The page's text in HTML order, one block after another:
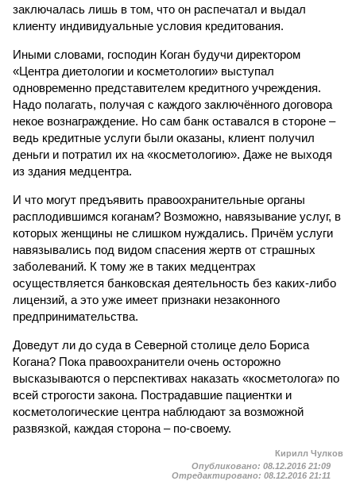
заключалась лишь в том, что он распечатал и выдал
клиенту индивидуальные условия кредитования.
Иными словами, господин Коган будучи директором
«Центра диетологии и косметологии» выступал
одновременно представителем кредитного учреждения.
Надо полагать, получая с каждого заключённого договора
некое вознаграждение. Но сам банк оставался в стороне –
ведь кредитные услуги были оказаны, клиент получил
деньги и потратил их на «косметологию». Даже не выходя
из здания медцентра.
И что могут предъявить правоохранительные органы
расплодившимся коганам? Возможно, навязывание услуг, в
которых женщины не слишком нуждались. Причём услуги
навязывались под видом спасения жертв от страшных
заболеваний. К тому же в таких медцентрах
осуществляется банковская деятельность без каких-либо
лицензий, а это уже имеет признаки незаконного
предпринимательства.
Доведут ли до суда в Северной столице дело Бориса
Когана? Пока правоохранители очень осторожно
высказываются о перспективах наказать «косметолога» по
всей строгости закона. Пострадавшие пациентки и
косметологические центра наблюдают за возможной
развязкой, каждая сторона – по-своему.
Кирилл Чулков
Опубликовано: 08.12.2016 21:09
Отредактировано: 08.12.2016 21:11